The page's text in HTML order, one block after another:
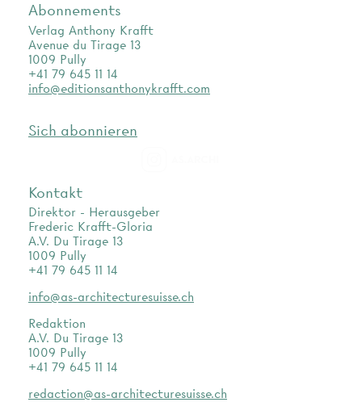
Abonnements
Verlag Anthony Krafft
Avenue du Tirage 13
1009 Pully
+41 79 645 11 14
info@editionsanthonykrafft.com
Sich abonnieren
Kontakt
Direktor - Herausgeber
Frederic Krafft-Gloria
A.V. Du Tirage 13
1009 Pully
+41 79 645 11 14
info@as-architecturesuisse.ch
Redaktion
A.V. Du Tirage 13
1009 Pully
+41 79 645 11 14
redaction@as-architecturesuisse.ch